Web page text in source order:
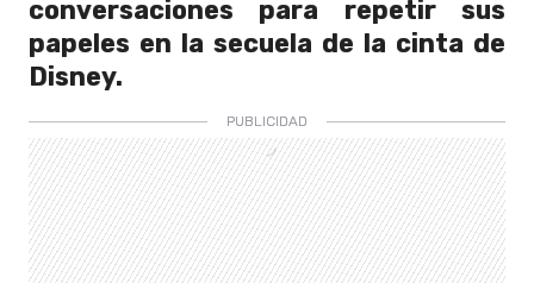
conversaciones para repetir sus
papeles en la secuela de la cinta de
Disney.